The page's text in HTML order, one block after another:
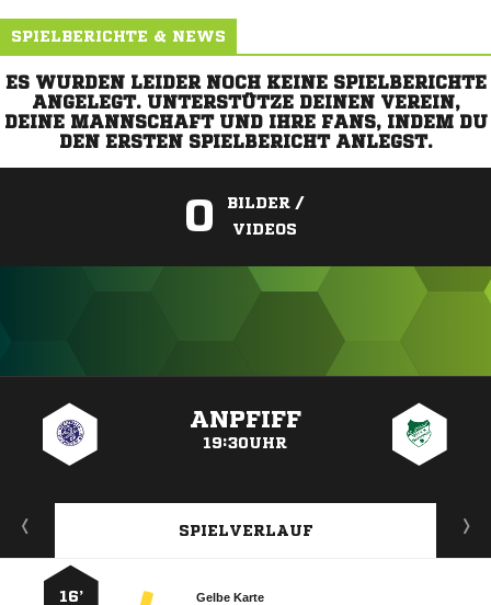
SPIELBERICHTE & NEWS
ES WURDEN LEIDER NOCH KEINE SPIELBERICHTE
ANGELEGT. UNTERSTÜTZE DEINEN VEREIN,
DEINE MANNSCHAFT UND IHRE FANS, INDEM DU
DEN ERSTEN SPIELBERICHT ANLEGST.
0
BILDER /
VIDEOS
ANPFIFF
19:30UHR
SPIELVERLAUF
Gelbe Karte
16’